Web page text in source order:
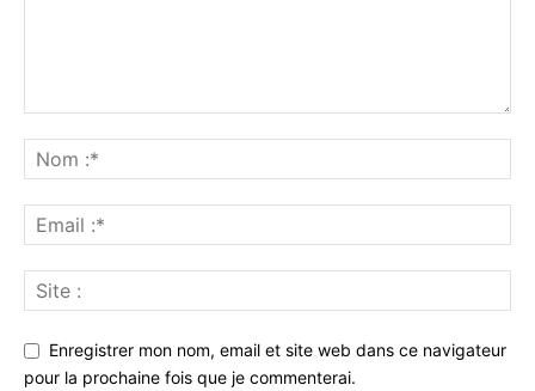
Enregistrer mon nom, email et site web dans ce navigateur
pour la prochaine fois que je commenterai.